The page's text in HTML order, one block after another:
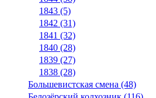
1843 (5)
1842 (31)
1841 (32)
1840 (28)
1839 (27)
1838 (28)
Большевистская смена (48)